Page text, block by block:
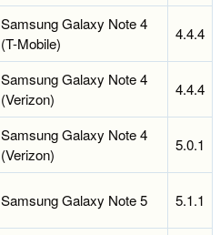
Samsung Galaxy Note 4
(T-Mobile)
4.4.4
Samsung Galaxy Note 4
(Verizon)
4.4.4
Samsung Galaxy Note 4
(Verizon)
5.0.1
Samsung Galaxy Note 5 5.1.1